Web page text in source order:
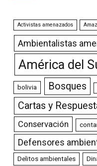
Activistas amenazados
Ambientalistas
América del
bolivia Bosques
Cartas y
Conservación
Defensores
Delitos ambientales